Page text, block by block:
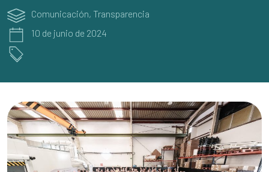
Comunicación, Transparencia
10 de junio de 2024